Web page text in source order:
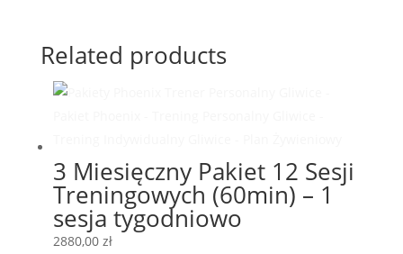
Related products
3 Miesięczny Pakiet 12 Sesji
Treningowych (60min) – 1
sesja tygodniowo
2880,00 zł